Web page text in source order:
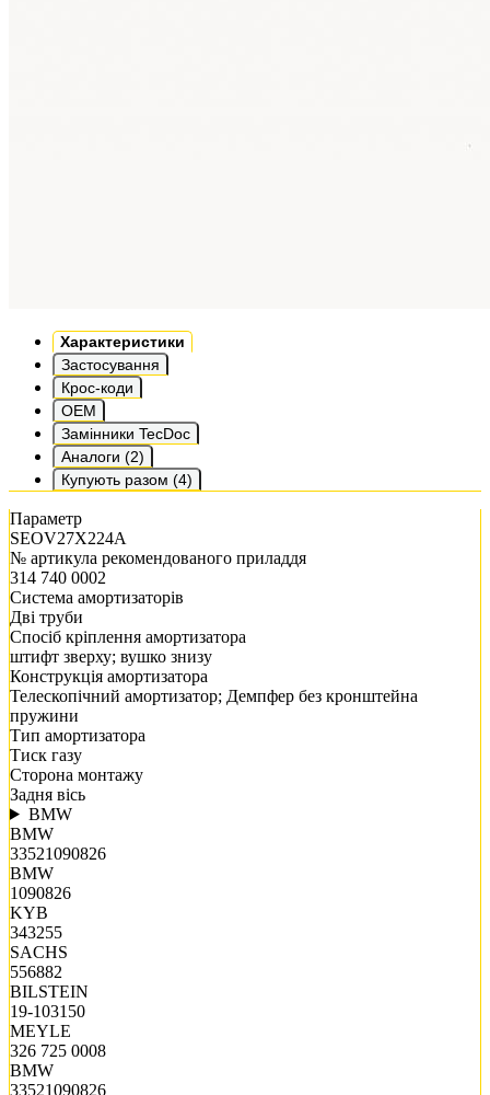
Характеристики
Застосування
Крос-коди
OEM
Замінники TecDoc
Аналоги (2)
Купують разом (4)
Параметр
SEOV27X224A
№ артикула рекомендованого приладдя
314 740 0002
Система амортизаторів
Дві труби
Спосіб кріплення амортизатора
штифт зверху; вушко знизу
Конструкція амортизатора
Телескопічний амортизатор; Демпфер без кронштейна
пружини
Тип амортизатора
Тиск газу
Сторона монтажу
Задня вісь
BMW
BMW
33521090826
BMW
1090826
KYB
343255
SACHS
556882
BILSTEIN
19-103150
MEYLE
326 725 0008
BMW
33521090826